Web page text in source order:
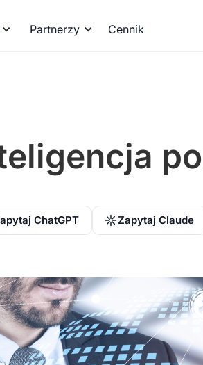
Partnerzy Cennik
ChatGPT Zapytaj Claude